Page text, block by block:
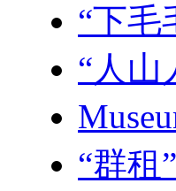
“下毛
“人山
“群租